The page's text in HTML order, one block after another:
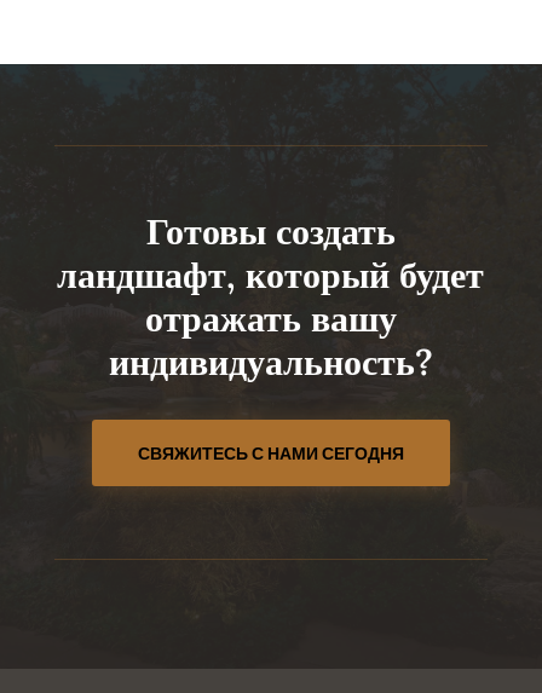
Готовы создать
ландшафт, который будет
отражать вашу
индивидуальность?
СВЯЖИТЕСЬ С НАМИ СЕГОДНЯ